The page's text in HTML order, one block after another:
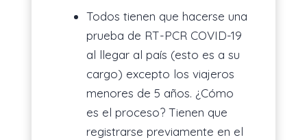
Todos tienen que hacerse una
prueba de RT-PCR COVID-19
al llegar al país (esto es a su
cargo) excepto los viajeros
menores de 5 años. ¿Cómo
es el proceso? Tienen que
registrarse previamente en el